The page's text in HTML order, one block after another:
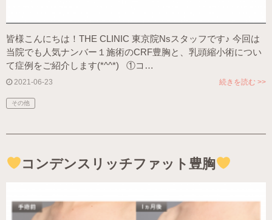
皆様こんにちは！THE CLINIC 東京院Nsスタッフです♪ 今回は
当院でも人気ナンバー１施術のCRF豊胸と、乳頭縮小術につい
て症例をご紹介します(*^^*) ①コ…
2021-06-23 続きを読む >>
その他
コンデンスリッチファット豊胸